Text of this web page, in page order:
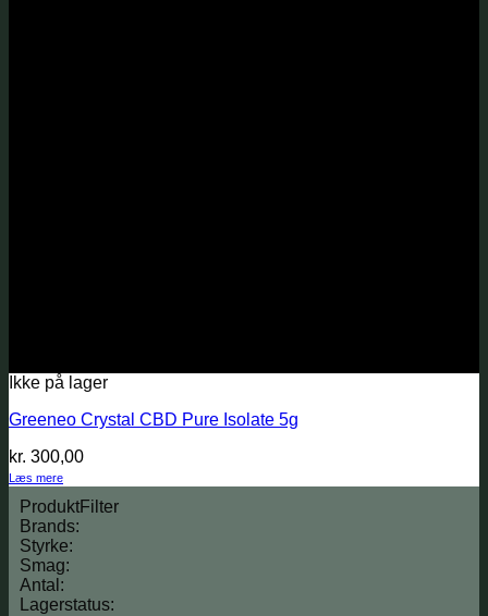
Ikke på lager
Greeneo Crystal CBD Pure Isolate 5g
kr. 300,00
Læs mere
ProduktFilter
Brands:
Styrke:
Smag:
Antal:
Lagerstatus: